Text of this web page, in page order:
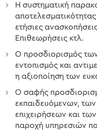
Η συστηματική
ετήσιες
Επιθεωρήσεις κτλ.
Ο προσδιορισμός
εντοπισμός και
η αξιοποίηση των
Ο σαφής
εκπαιδευόμενων,
επιχειρήσεων και
παροχή υπηρεσιών